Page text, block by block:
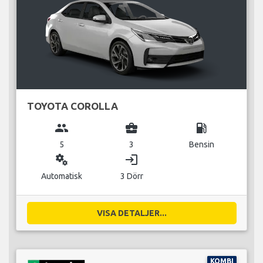
TOYOTA COROLLA
group
5
business_center
3
local_gas_station
Bensin
miscellaneous_services
Automatisk
login
3 Dörr
VISA DETALJER...
KOMBI